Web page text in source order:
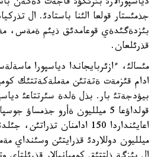
دياسپورالارئ بئرئگؤئ قاجةت دةگةن
جذمئستار قولعا الئنا باستادئ. ال
بئزدةگئدةي قوعامدئق ذيئم ةمةس،
قذرئلعان.
ادام قئزمةت ةتةتئن مةملةكةتتئك
بيؤدجةتئ بار. بذل ةلدة سئرتتاعئ
قولداؤعا 5 ميلليون ةأرو جذمساؤ
ميلليون دوللاردئ قذرايتئن وسئنداي